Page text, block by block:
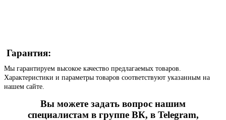
Гарантия:
Мы гарантируем высокое качество предлагаемых товаров.
Характеристики и параметры товаров соответствуют указанным на
нашем сайте.
Вы можете задать вопрос нашим
специалистам в группе ВК, в Telegram,